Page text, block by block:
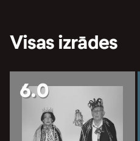
Visas izrādes
6.0